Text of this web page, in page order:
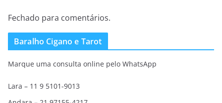
Fechado para comentários.
Baralho Cigano e Tarot
Marque uma consulta online pelo WhatsApp
Lara – 11 9 5101-9013